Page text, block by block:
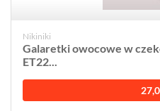
Nikiniki
Galaretki owocowe w
ET22...